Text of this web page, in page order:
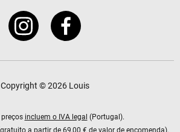
Copyright © 2026 Louis
incluem o IVA legal (Portugal).
a partir de 69,00 € de valor de encomenda).